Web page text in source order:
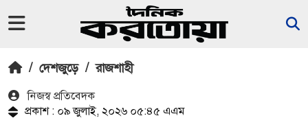
/ দেশজুড়ে / রাজশাহী
নিজস্ব প্রতিবেদক
প্রকাশ : ০৯ জুলাই, ২০২৬ ০৫:৪৫ এএম